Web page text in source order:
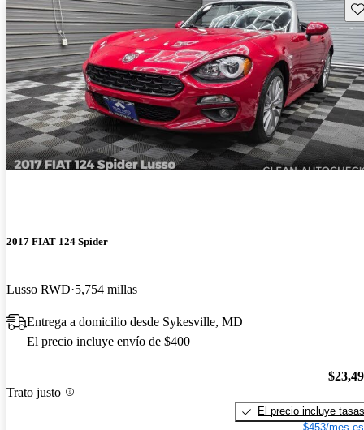
2017 FIAT 124 Spider
Lusso RWD 5,754 millas
Entrega a domicilio desde Sykesville, MD
El precio incluye envío de $400
Trato justo
El precio incluye tasas
$453/mes